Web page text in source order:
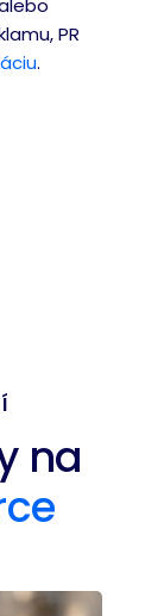
PR
.
na